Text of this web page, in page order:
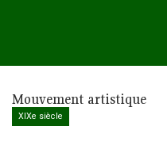
Mouvement artistique
XIXe siècle